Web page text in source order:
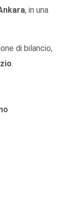
, in una
di bilancio,
.